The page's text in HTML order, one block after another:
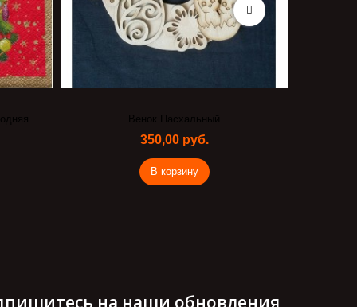
Венок Пасхальный
350,00 руб.
В корзину
на наши обновления